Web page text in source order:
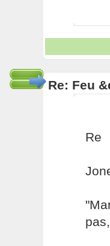
Re: Feu
Re